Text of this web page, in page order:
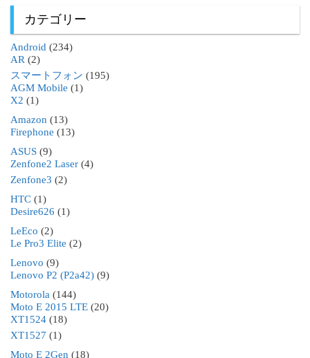
カテゴリー
Android (234)
AR (2)
スマートフォン (195)
AGM Mobile (1)
X2 (1)
Amazon (13)
Firephone (13)
ASUS (9)
Zenfone2 Laser (4)
Zenfone3 (2)
HTC (1)
Desire626 (1)
LeEco (2)
Le Pro3 Elite (2)
Lenovo (9)
Lenovo P2 (P2a42) (9)
Motorola (144)
Moto E 2015 LTE (20)
XT1524 (18)
XT1527 (1)
Moto E 2Gen (18)